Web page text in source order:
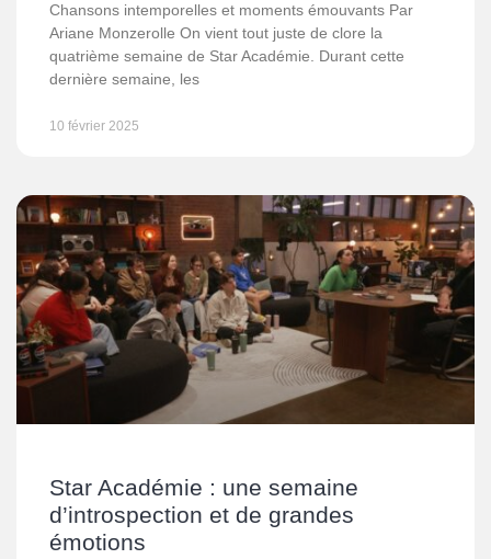
Chansons intemporelles et moments émouvants Par
Ariane Monzerolle On vient tout juste de clore la
quatrième semaine de Star Académie. Durant cette
dernière semaine, les
10 février 2025
Star Académie : une semaine
d’introspection et de grandes
émotions